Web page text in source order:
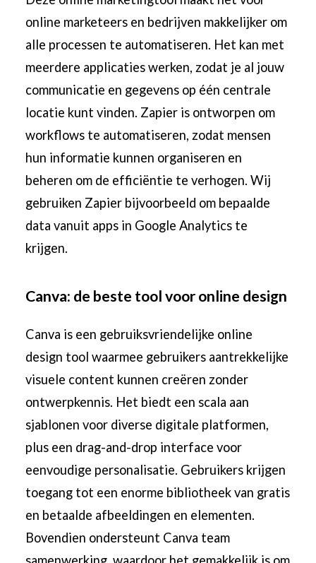
online marketeers en bedrijven makkelijker om
alle processen te automatiseren. Het kan met
meerdere applicaties werken, zodat je al jouw
communicatie en gegevens op één centrale
locatie kunt vinden. Zapier is ontworpen om
workflows te automatiseren, zodat mensen
hun informatie kunnen organiseren en
beheren om de efficiëntie te verhogen. Wij
gebruiken Zapier bijvoorbeeld om bepaalde
data vanuit apps in Google Analytics te
krijgen.
Canva: de beste tool voor online design
Canva is een gebruiksvriendelijke online
design tool waarmee gebruikers aantrekkelijke
visuele content kunnen creëren zonder
ontwerpkennis. Het biedt een scala aan
sjablonen voor diverse digitale platformen,
plus een drag-and-drop interface voor
eenvoudige personalisatie. Gebruikers krijgen
toegang tot een enorme bibliotheek van gratis
en betaalde afbeeldingen en elementen.
Bovendien ondersteunt Canva team